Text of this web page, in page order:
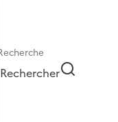
Rechercher